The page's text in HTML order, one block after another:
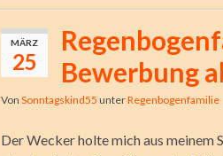
MÄRZ
25
Bewerbung
Von Sonntagskind55 unterRegenbogenfamilie
Der Wecker holte mich aus meinem